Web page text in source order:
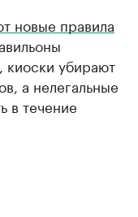
новые правила
киоски убирают
а нелегальные
в течение